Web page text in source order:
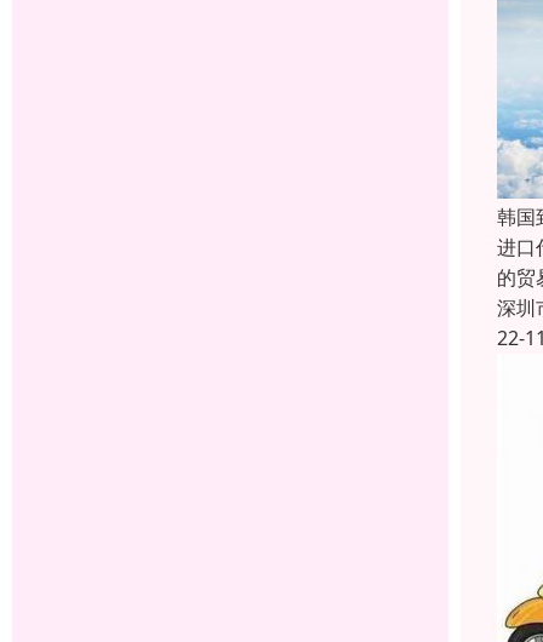
韩国
进口
的贸
深圳
22-